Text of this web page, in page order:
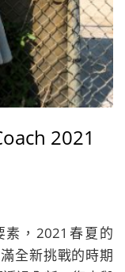
2021
，2021春夏的
全新挑戰的時期